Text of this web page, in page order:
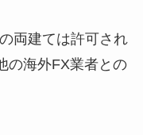
両建ては許可され
の海外FX業者との